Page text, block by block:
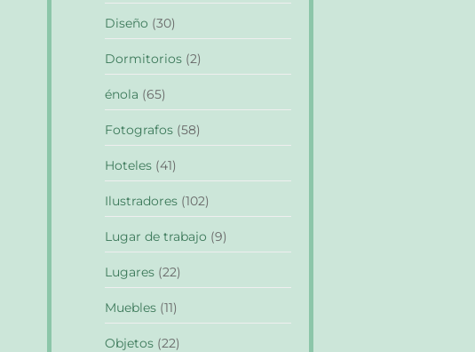
Diseño (30)
Dormitorios (2)
énola (65)
Fotografos (58)
Hoteles (41)
Ilustradores (102)
Lugar de trabajo (9)
Lugares (22)
Muebles (11)
Objetos (22)